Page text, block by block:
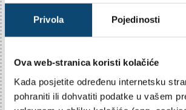
Privola Pojedinosti
Ova web-stranica koristi kolačiće
Kada posjetite određenu internetsku
pohraniti ili dohvatiti podatke u vašem
- u Republiku Hrvatsku*
- u izdavatelju
Operativni rizik